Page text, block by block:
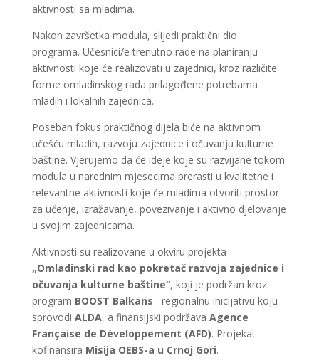
aktivnosti sa mladima.
Nakon završetka modula, slijedi praktični dio
programa. Učesnici/e trenutno rade na planiranju
aktivnosti koje će realizovati u zajednici, kroz različite
forme omladinskog rada prilagođene potrebama
mladih i lokalnih zajednica.
Poseban fokus praktičnog dijela biće na aktivnom
učešću mladih, razvoju zajednice i očuvanju kulturne
baštine. Vjerujemo da će ideje koje su razvijane tokom
modula u narednim mjesecima prerasti u kvalitetne i
relevantne aktivnosti koje će mladima otvoriti prostor
za učenje, izražavanje, povezivanje i aktivno djelovanje
u svojim zajednicama.
Aktivnosti su realizovane u okviru projekta
„Omladinski rad kao pokretač razvoja zajednice i
očuvanja kulturne baštine“, koji je podržan kroz
program BOOST Balkans– regionalnu inicijativu koju
sprovodi ALDA, a finansijski podržava Agence
Française de Développement (AFD). Projekat
kofinansira Misija OEBS-a u Crnoj Gori.